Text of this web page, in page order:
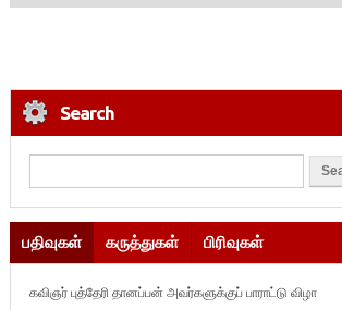
Search
பதிவுகள் கருத்துகள் பிரிவுகள்
கவிஞர் புத்தேரி தானப்பன் அவர்களுக்குப் பாராட்டு விழா